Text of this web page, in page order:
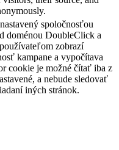
spoločnosťou
doménou DoubleClick a
zobrazí
kampane a vypočítava
cookie je možné čítať iba z
a nebude sledovať
iných stránok.